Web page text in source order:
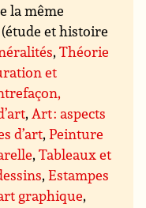
la même
et histoire
,Théorie
et
,Art : aspects
d’art,Peinture
,Tableaux et
,Estampes
graphique,